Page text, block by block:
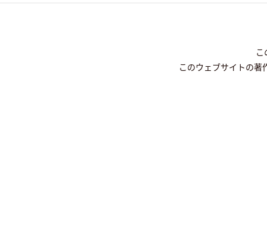
このウェブサイトの